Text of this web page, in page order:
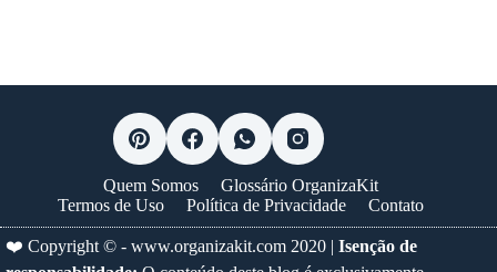
Quem Somos
Glossário OrganizaKit
Termos de Uso
Política de Privacidade Contato
❤️ Copyright © - www.organizakit.com 2020 | Isenção de